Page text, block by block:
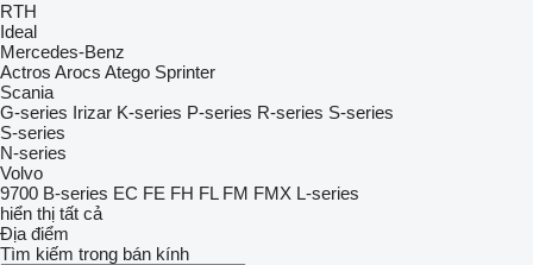
RTH
Ideal
Mercedes-Benz
Actros Arocs Atego Sprinter
Scania
G-series Irizar K-series P-series R-series S-series
S-series
N-series
Volvo
9700 B-series EC FE FH FL FM FMX L-series
hiển thị tất cả
Địa điểm
Tìm kiếm trong bán kính